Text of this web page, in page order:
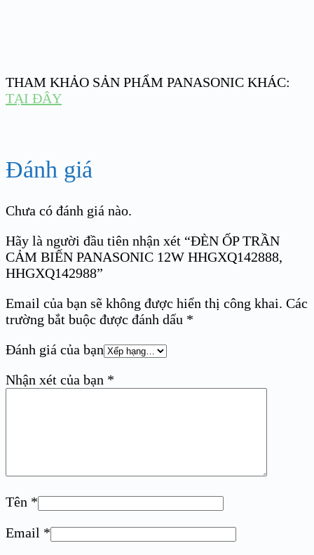
THAM KHẢO SẢN PHẨM PANASONIC KHÁC:
TẠI ĐÂY
Đánh giá
Chưa có đánh giá nào.
Hãy là người đầu tiên nhận xét “ĐÈN ỐP TRẦN
CẢM BIẾN PANASONIC 12W HHGXQ142888,
HHGXQ142988”
Email của bạn sẽ không được hiển thị công khai. Các
trường bắt buộc được đánh dấu *
Đánh giá của bạn
Nhận xét của bạn *
Tên *
Email *